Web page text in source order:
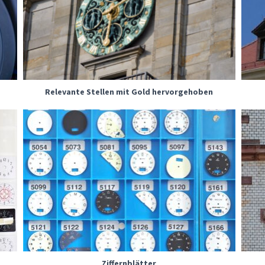
Relevante Stellen mit Gold hervorgehoben